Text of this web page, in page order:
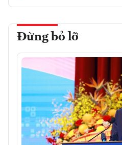
Đừng bỏ lỡ